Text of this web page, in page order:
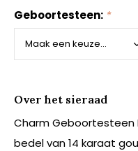
Geboortesteen: *
Over het sieraad
Charm Geboortesteen
bedel van 14 karaat